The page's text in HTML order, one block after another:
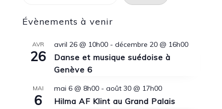
Évènements à venir
AVR
26
avril 26 @ 10h00- décembre 20 @ 16h00
Danse et musique suédoise à
Genève 6
MAI
6
mai 6 @ 8h00- août 30 @ 17h00
Hilma AF Klint au Grand Palais